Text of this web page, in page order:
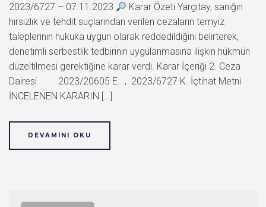
2023/6727 – 07.11.2023
Karar Özeti Yargıtay, sanığın
hırsızlık ve tehdit suçlarından verilen cezaların temyiz
taleplerinin hukuka uygun olarak reddedildiğini belirterek,
denetimli serbestlik tedbirinin uygulanmasına ilişkin hükmün
düzeltilmesi gerektiğine karar verdi. Karar İçeriği 2. Ceza
Dairesi 2023/20605 E. , 2023/6727 K. İçtihat Metni
İNCELENEN KARARIN […]
DEVAMINI OKU